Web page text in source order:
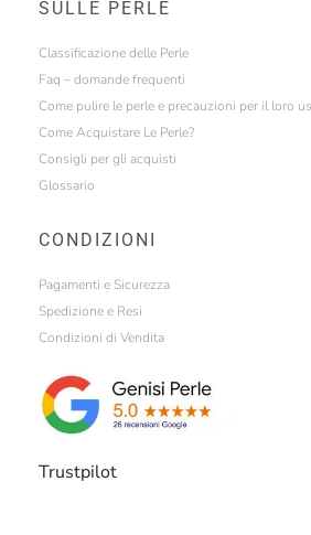
SULLE PERLE
Classificazione delle Perle
Faq – domande frequenti
Come pulire le perle e precauzioni per il loro
Come Acquistare Le Perle?
Consigli per gli acquisti
Glossario
CONDIZIONI
Pagamenti e Sicurezza
Spedizione e Resi
Condizioni di Vendita
Trustpilot